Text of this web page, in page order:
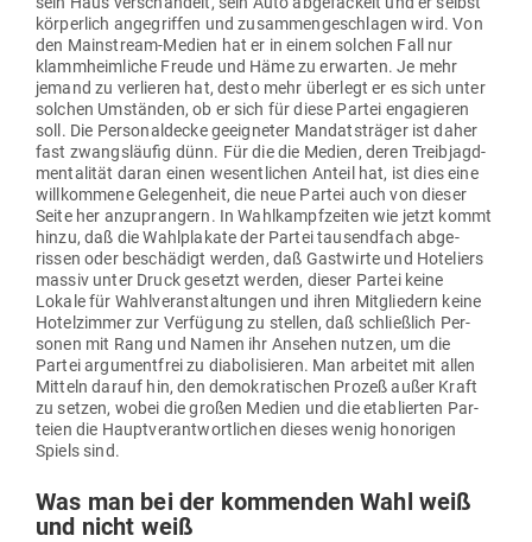
kör­perlich ange­griffen und zusam­men­ge­schlagen wird. Von
den Main­stream-Medien hat er in einem solchen Fall nur
klamm­heim­liche Freude und Häme zu erwarten. Je mehr
jemand zu ver­lieren hat, desto mehr überlegt er es sich unter
solchen Umständen, ob er sich für diese Partei enga­gieren
soll. Die Per­so­nal­decke geeig­neter Man­dats­träger ist daher
fast zwangs­läufig dünn. Für die die Medien, deren Treib­jagd­
men­ta­lität daran einen wesent­lichen Anteil hat, ist dies eine
will­kommene Gele­genheit, die neue Partei auch von dieser
Seite her anzu­prangern. In Wahl­kampf­zeiten wie jetzt kommt
hinzu, daß die Wahl­plakate der Partei tau­sendfach abge­
rissen oder beschädigt werden, daß Gast­wirte und Hote­liers
massiv unter Druck gesetzt werden, dieser Partei keine
Lokale für Wahl­ver­an­stal­tungen und ihren Mit­gliedern keine
Hotel­zimmer zur Ver­fügung zu stellen, daß schließlich Per­
sonen mit Rang und Namen ihr Ansehen nutzen, um die
Partei argu­mentfrei zu dia­bo­li­sieren. Man arbeitet mit allen
Mitteln darauf hin, den demo­kra­ti­schen Prozeß außer Kraft
zu setzen, wobei die großen Medien und die eta­blierten Par­
teien die Haupt­ver­ant­wort­lichen dieses wenig hono­rigen
Spiels sind.
Was man bei der kom­menden Wahl weiß
und nicht weiß